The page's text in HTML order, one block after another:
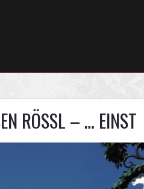
RÖSSL – … EINST